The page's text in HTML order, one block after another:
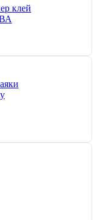
клей